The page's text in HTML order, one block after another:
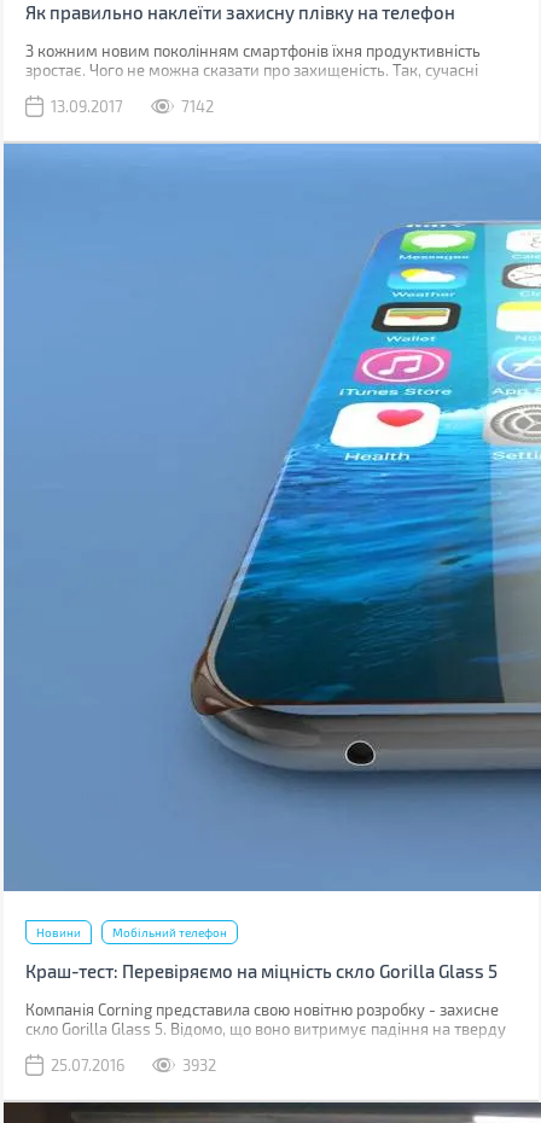
Як правильно наклеїти захисну плівку на телефон
З кожним новим поколінням смартфонів їхня продуктивність
зростає. Чого не можна сказати про захищеність. Так, сучасні
само вразливі до механічних пошкоджень.
13.09.2017 7142
Новини Мобільний телефон
Краш-тест: Перевіряємо на міцність скло Gorilla Glass 5
Компанія Corning представила свою новітню розробку - захисне
скло Gorilla Glass 5. Відомо, що воно витримує падіння на тверду
з них відбувається при фотосесіях селфі.
25.07.2016 3932